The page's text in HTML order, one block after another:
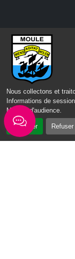
Nous collectons et
Informations de
Mesure d'audience.
Accepter Refuser
Portail des